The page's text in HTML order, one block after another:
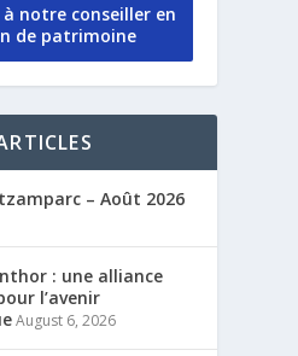
notre conseiller en
de patrimoine
– Août 2026
: une alliance
l’avenir
August 6, 2026